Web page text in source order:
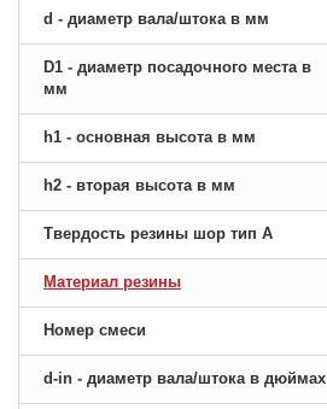
d - диаметр вала/штока в мм
D1 - диаметр посадочного места в
мм
h1 - основная высота в мм
h2 - вторая высота в мм
Твердость резины шор тип A
Материал резины
Номер смеси
d-in - диаметр вала/штока в дюймах